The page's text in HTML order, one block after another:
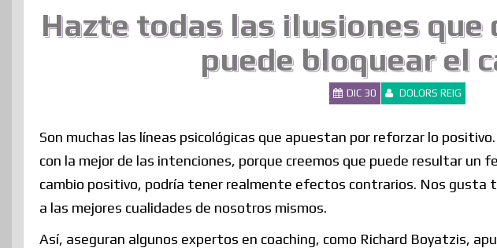
Hazte todas las ilusiones que
puede bloquear el
DIC 30 DOLORS REIG
Son muchas las líneas psicológicas que apuestan por reforzar lo
con la mejor de las intenciones, porque creemos que puede resultar un
cambio positivo, podría tener realmente efectos contrarios. Nos gusta
a las mejores cualidades de nosotros mismos.
Así, aseguran algunos expertos en coaching, como Richard Boyatzis,